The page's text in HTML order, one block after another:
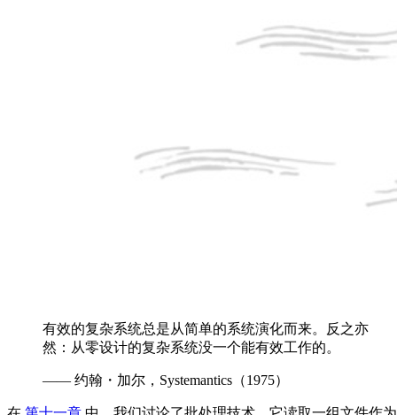
有效的复杂系统总是从简单的系统演化而来。反之亦
然：从零设计的复杂系统没一个能有效工作的。
—— 约翰・加尔，Systemantics（1975）